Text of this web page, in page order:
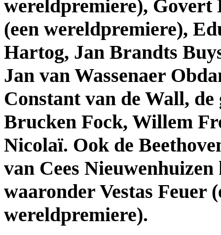
wereldpremiere), Govert
(een wereldpremiere),
Hartog, Jan Brandts
Jan van Wassenaer
Constant van de Wall, de
Brucken Fock, Willem
Nicolaï. Ook de
van Cees
waaronder Vestas Feuer
wereldpremiere).